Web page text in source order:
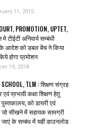
11, 2015
PROMOTION, UPTET,
टीईटी अनिवार्य सम्बंधी
के आदेश को डबल बेंच ने किया
होगा प्रमोशन
19, 2018
SCHOOL, TLM : शिक्षण संग्रह
प्रभावी कक्षा शिक्षण हेतु
पुस्तकालय, को डायरी एवं
सीखने में सहायक सामग्री
के सम्बंध में यहीं डाउनलोड